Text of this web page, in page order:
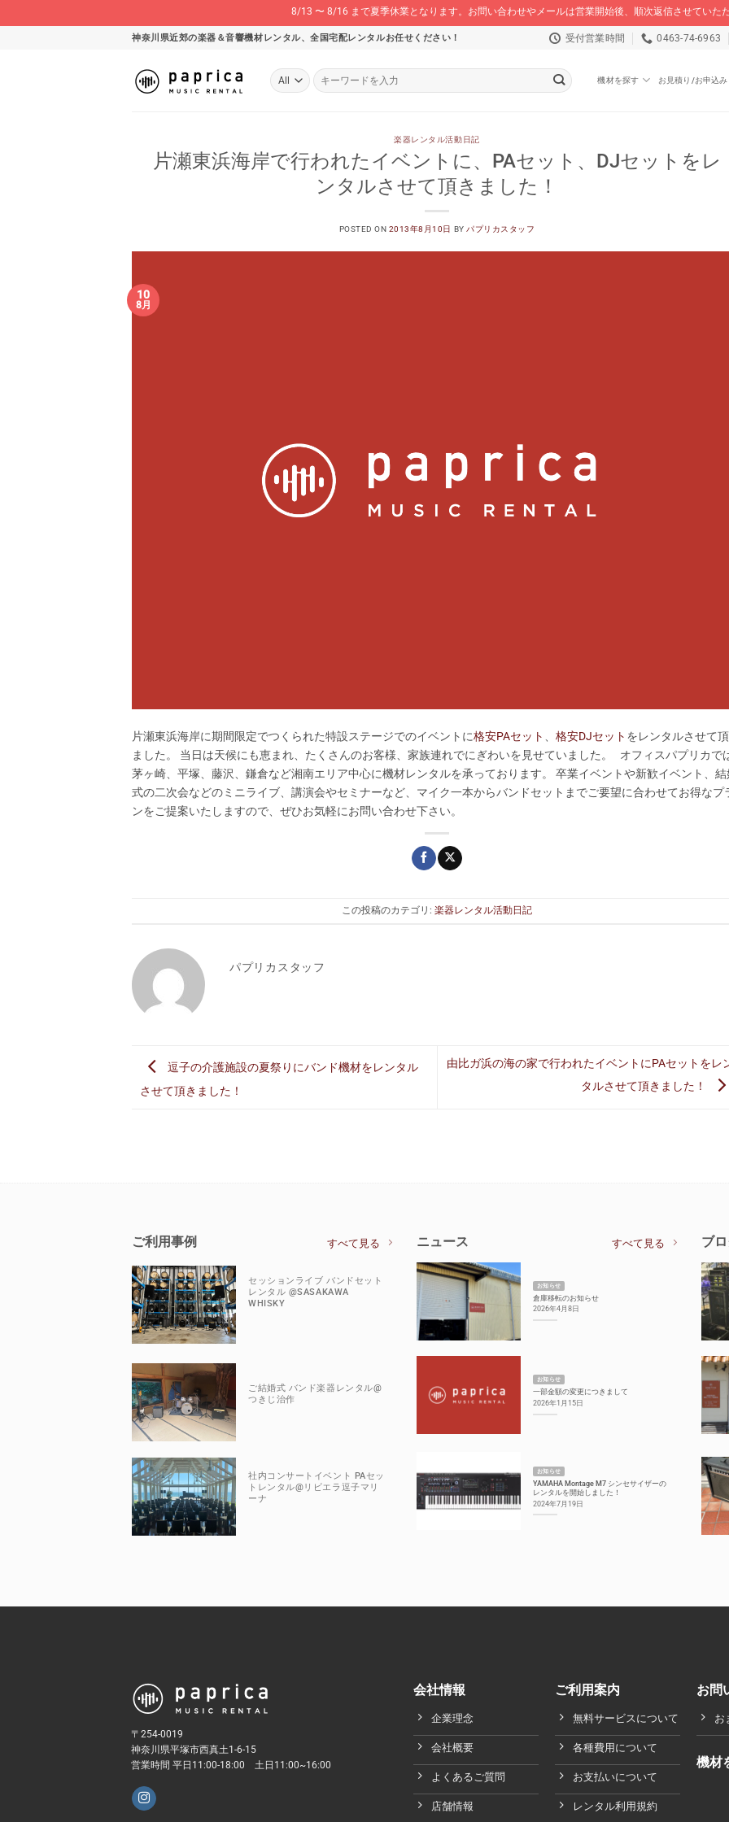
8/13 〜 8/16 まで夏季休業となります。お問い合わせやメールは営業開始後、順次返信させていた
神奈川県近郊の楽器＆音響機材レンタル、全国宅配レンタルお任せください！ 受付営業時間 0463-74-6963
検
索
機材を探す お見積り/お申込み
楽器レンタル活動日記
片瀬東浜海岸で行われたイベントに、PAセット、DJセットをレ
ンタルさせて頂きました！
POSTED ON 2013年8月10日 BY パプリカスタッフ
10
8月
片瀬東浜海岸に期間限定でつくられた特設ステージでのイベントに格安PAセット 、 格安DJセット をレンタルさせて
ました。 当日は天候にも恵まれ、たくさんのお客様、家族連れでにぎわいを見せていました。 オフィスパプリカで
茅ヶ崎、平塚、藤沢、鎌倉など湘南エリア中心に機材レンタルを承っております。 卒業イベントや新歓イベント、結
式の二次会などのミニライブ、講演会やセミナーなど、マイク一本からバンドセットまでご要望に合わせてお得なプ
ンをご提案いたしますので、ぜひお気軽にお問い合わせ下さい。
この投稿のカテゴリ: 楽器レンタル活動日記
パプリカスタッフ
逗子の介護施設の夏祭りにバンド機材をレンタル
させて頂きました！
由比ガ浜の海の家で行われたイベントにPAセットをレ
タルさせて頂きました！
ご利用事例 すべて見る
セッションライブ バンドセット
レンタル @SASAKAWA
WHISKY
ご結婚式 バンド楽器レンタル@
つきじ治作
社内コンサートイベント PAセッ
トレンタル@リビエラ逗子マリ
ーナ
ニュース すべて見る
お知らせ
倉庫移転のお知らせ
2026年4月8日
お知らせ
一部金額の変更につきまして
2026年1月15日
お知らせ
YAMAHA Montage M7 シンセサイザーの
レンタルを開始しました！
2024年7月19日
ブ
〒254-0019
神奈川県平塚市西真土1-6-15
営業時間 平日11:00-18:00 土日11:00~16:00
会社情報
企業理念
会社概要
よくあるご質問
店舗情報
ご利用案内
無料サービスについて
各種費用について
お支払いについて
レンタル利用規約
お問
お
機材